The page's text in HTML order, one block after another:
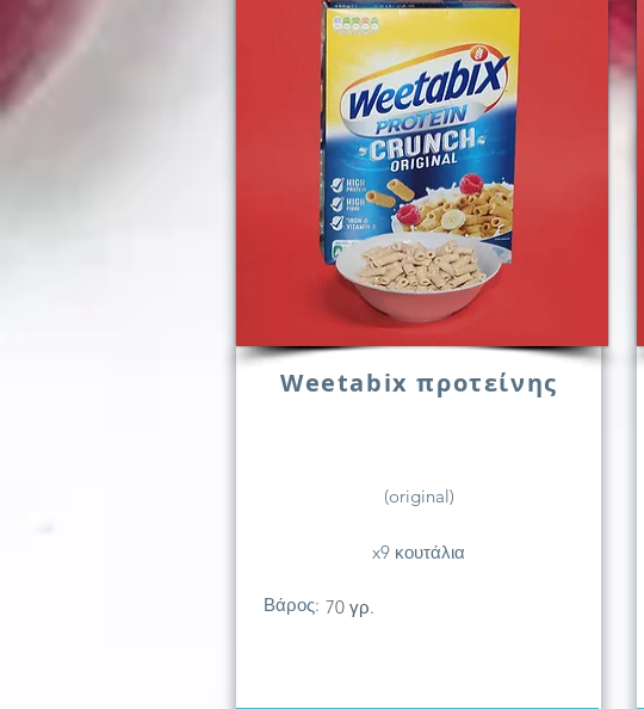
Weetabix προτείνης
(original)
x9 κουτάλια
Βάρος: 70 γρ.